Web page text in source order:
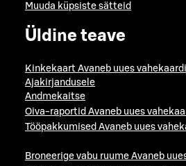
Muuda küpsiste sätteid
Üldine teave
Kinkekaart Avaneb uues
Ajakirjandusele
Andmekaitse
Oiva-raportid Avaneb uues
Tööpakkumised Avaneb uues
Broneerige vabu ruume Avaneb